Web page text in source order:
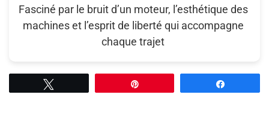
Fasciné par le bruit d’un moteur, l’esthétique des
machines et l’esprit de liberté qui accompagne
chaque trajet